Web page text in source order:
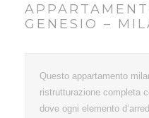
GENESIO –
Questo appartamento
ristrutturazione completa
dove ogni elemento